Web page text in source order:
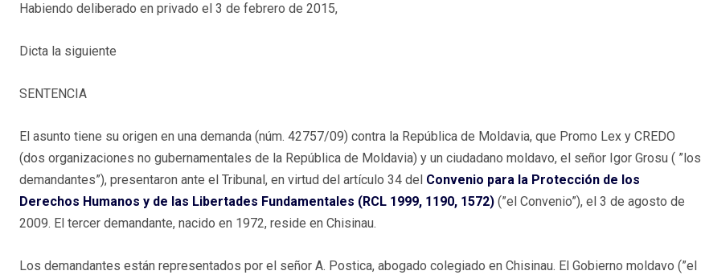
Habiendo deliberado en privado el 3 de febrero de 2015,
Dicta la siguiente
SENTENCIA
El asunto tiene su origen en una demanda (núm. 42757/09) contra la República de Moldavia, que Promo Lex y CREDO
(dos organizaciones no gubernamentales de la República de Moldavia) y un ciudadano moldavo, el señor Igor Grosu ( ”los
demandantes”), presentaron ante el Tribunal, en virtud del artículo 34 del Convenio para la Protección de los
Derechos Humanos y de las Libertades Fundamentales (RCL 1999, 1190, 1572) (”el Convenio”), el 3 de agosto de
2009. El tercer demandante, nacido en 1972, reside en Chisinau.
Los demandantes están representados por el señor A. Postica, abogado colegiado en Chisinau. El Gobierno moldavo (”el